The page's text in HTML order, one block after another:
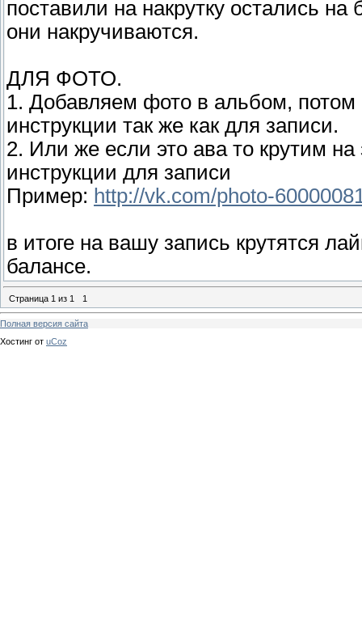
поставили на накрутку остались
они накручиваются.
ДЛЯ ФОТО.
1. Добавляем фото в альбом, потом
инструкции так же как для записи.
2. Или же если это ава то крутим
инструкции для записи
Пример: http://vk.com/photo-
в итоге на вашу запись крутятся
балансе.
Страница 1 из 1 1
Полная версия сайта
Хостинг от uCoz